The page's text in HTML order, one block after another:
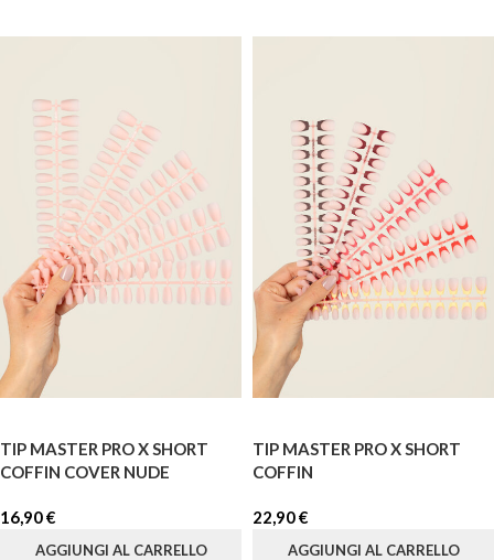
TIP MASTER PRO X SHORT
COFFIN COVER NUDE
16,90€
AGGIUNGI AL CARRELLO
TIP MASTER PRO X SHORT
COFFIN
22,90€
AGGIUNGI AL CARRELLO